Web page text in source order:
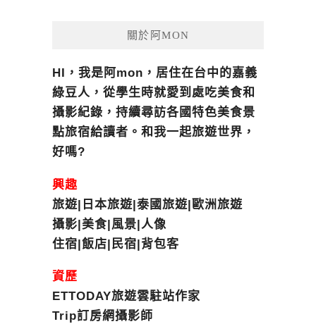
關於阿MON
HI，我是阿mon，居住在台中的嘉義
綠豆人，從學生時就愛到處吃美食和
攝影紀錄，持續尋訪各國特色美食景
點旅宿給讀者。和我一起旅遊世界，
好嗎?
興趣
旅遊|日本旅遊|泰國旅遊|歐洲旅遊
攝影|美食|風景|人像
住宿|飯店|民宿|背包客
資歷
ETTODAY旅遊雲駐站作家
Trip訂房網攝影師